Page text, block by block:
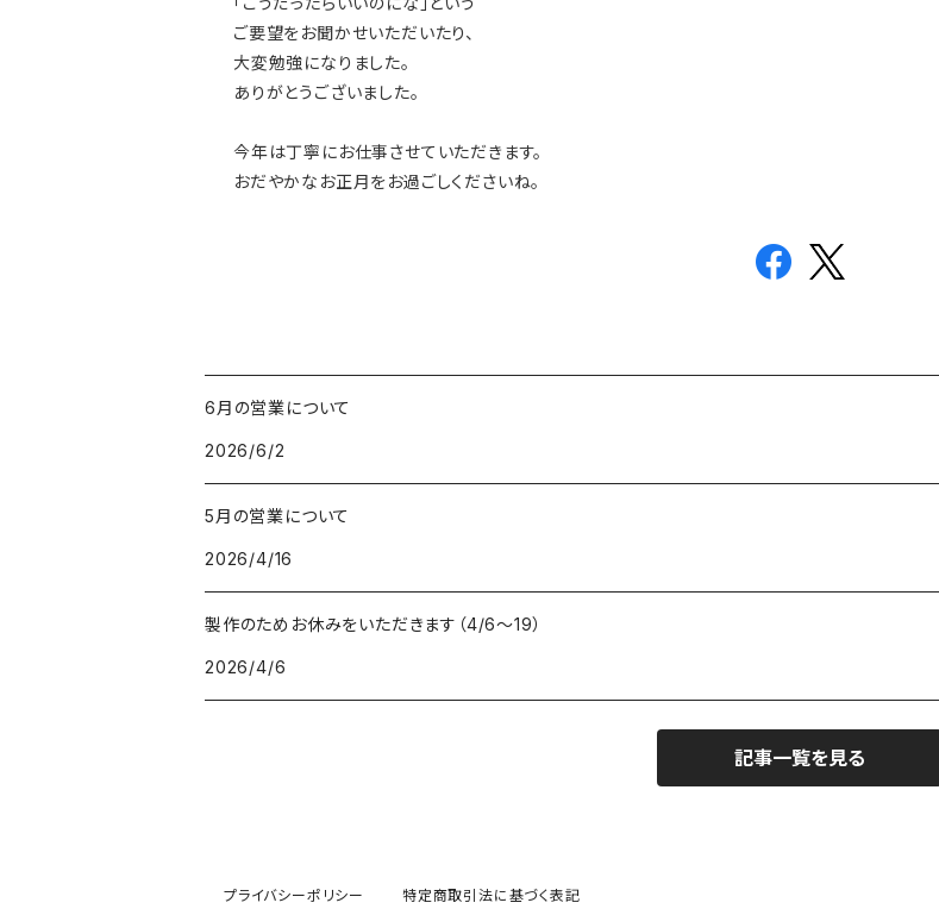
ご要望をお聞かせいただいたり、
大変勉強になりました。
ありがとうございました。
今年は丁寧にお仕事させていただきます。
おだやかなお正月をお過ごしくださいね。
6月の営業について
2026/6/2
5月の営業について
2026/4/16
製作のためお休みをいただきます（4/6〜19）
2026/4/6
記事一覧を見る
プライバシーポリシー 特定商取引法に基づく表記